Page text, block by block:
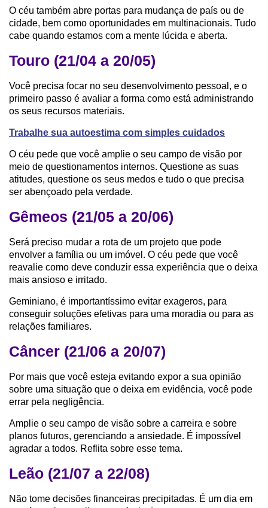
O céu também abre portas para mudança de país ou de
cidade, bem como oportunidades em multinacionais. Tudo
cabe quando estamos com a mente lúcida e aberta.
Touro (21/04 a 20/05)
Você precisa focar no seu desenvolvimento pessoal, e o
primeiro passo é avaliar a forma como está administrando
os seus recursos materiais.
Trabalhe sua autoestima com simples cuidados
O céu pede que você amplie o seu campo de visão por
meio de questionamentos internos. Questione as suas
atitudes, questione os seus medos e tudo o que precisa
ser abençoado pela verdade.
Gêmeos (21/05 a 20/06)
Será preciso mudar a rota de um projeto que pode
envolver a família ou um imóvel. O céu pede que você
reavalie como deve conduzir essa experiência que o deixa
mais ansioso e irritado.
Geminiano, é importantíssimo evitar exageros, para
conseguir soluções efetivas para uma moradia ou para as
relações familiares.
Câncer (21/06 a 20/07)
Por mais que você esteja evitando expor a sua opinião
sobre uma situação que o deixa em evidência, você pode
errar pela negligência.
Amplie o seu campo de visão sobre a carreira e sobre
planos futuros, gerenciando a ansiedade. É impossível
agradar a todos. Reflita sobre esse tema.
Leão (21/07 a 22/08)
Não tome decisões financeiras precipitadas. É um dia em